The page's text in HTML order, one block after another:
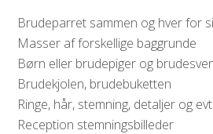
Brudeparret sammen og hver for
Masser af forskellige baggrunde
Børn eller brudepiger og
Brudekjolen, brudebuketten
Ringe, hår, stemning, detaljer og
Reception stemningsbilleder